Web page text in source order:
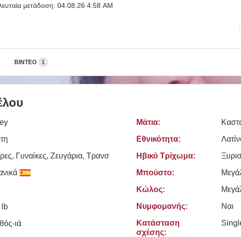
μετάδοση: 04.08.26 4:58 AM
ΒΊΝΤΕΟ 1
Γυναίκες, Zευγάρια, Τρανσ
lb
ιά
Μάτια:
Εθνικότητα:
Ηβικό Τρίχωμα:
Μπούστο:
Κώλος:
Νυμφομανής:
Ναι
Κατάσταση
σχέσης: